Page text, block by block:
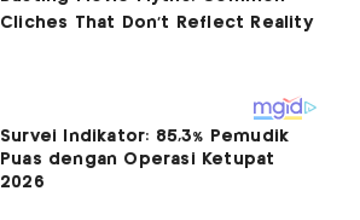
Survei Indikator: 85,3% Pemudik
Puas dengan Operasi Ketupat
2026